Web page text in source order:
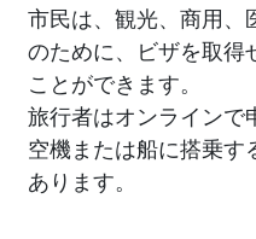
市民は、観光、商用、
のために、ビザを取得
ことができます。
旅行者はオンラインで
空機または船に搭乗す
あります。